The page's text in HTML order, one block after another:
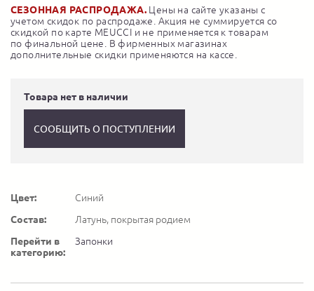
СЕЗОННАЯ РАСПРОДАЖА. Цены на сайте указаны с
учетом скидок по распродаже. Акция не суммируется со
скидкой по карте MEUCCI и не применяется к товарам
по финальной цене. В фирменных магазинах
дополнительные скидки применяются на кассе.
Товара нет в наличии
СООБЩИТЬ О ПОСТУПЛЕНИИ
Цвет:
Синий
Состав:
Латунь, покрытая родием
Перейти в
категорию:
Запонки